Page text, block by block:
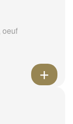
oeuf